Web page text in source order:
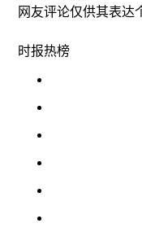
网友评论仅供其表达
时报热榜